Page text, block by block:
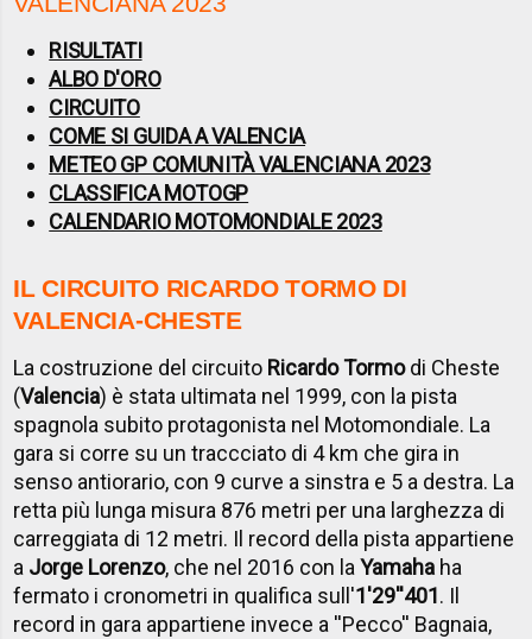
RISULTATI
ALBO D'ORO
CIRCUITO
COME SI GUIDA A VALENCIA
METEO GP COMUNITÀ VALENCIANA 2023
CLASSIFICA MOTOGP
CALENDARIO MOTOMONDIALE 2023
IL CIRCUITO RICARDO TORMO DI
VALENCIA-CHESTE
La costruzione del circuito Ricardo Tormodi Cheste
(Valencia) è stata ultimata nel 1999, con la pista
spagnola subito protagonista nel Motomondiale. La
gara si corre su un traccciato di 4 km che gira in
senso antiorario, con 9 curve a sinstra e 5 a destra. La
retta più lunga misura 876 metri per una larghezza di
carreggiata di 12 metri. Il record della pista appartiene
a Jorge Lorenzo, che nel 2016 con laYamaha ha
fermato i cronometri in qualifica sull'1'29''401. Il
record in gara appartiene invece a ''Pecco'' Bagnaia,